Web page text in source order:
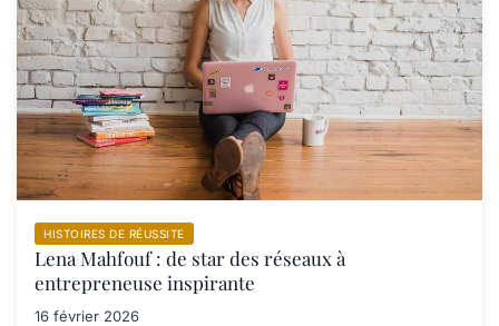
HISTOIRES DE RÉUSSITE
Lena Mahfouf : de star des réseaux à
entrepreneuse inspirante
16 février 2026